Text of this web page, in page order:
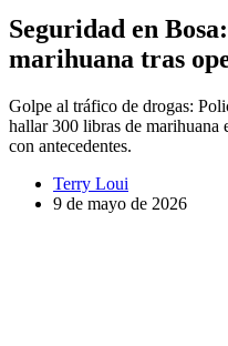
Seguridad en
marihuana tras
Golpe al tráfico de drogas:
hallar 300 libras de marihuana
con antecedentes.
Terry Loui
9 de mayo de 2026